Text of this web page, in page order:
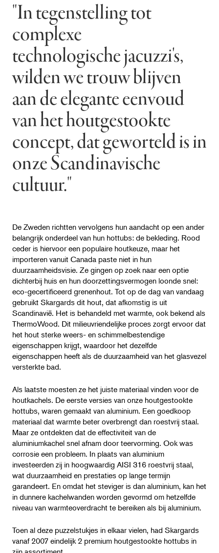
"In tegenstelling tot
complexe
technologische jacuzzi's,
wilden we trouw blijven
aan de elegante eenvoud
van het houtgestookte
concept, dat geworteld is in
onze Scandinavische
cultuur."
De Zweden richtten vervolgens hun aandacht op een ander
belangrijk onderdeel van hun hottubs: de bekleding. Rood
ceder is hiervoor een populaire houtkeuze, maar het
importeren vanuit Canada paste niet in hun
duurzaamheidsvisie. Ze gingen op zoek naar een optie
dichterbij huis en hun doorzettingsvermogen loonde snel:
eco-gecertificeerd grenenhout. Tot op de dag van vandaag
gebruikt Skargards dit hout, dat afkomstig is uit
Scandinavië. Het is behandeld met warmte, ook bekend als
ThermoWood. Dit milieuvriendelijke proces zorgt ervoor dat
het hout sterke weers- en schimmelbestendige
eigenschappen krijgt, waardoor het dezelfde
eigenschappen heeft als de duurzaamheid van het glasvezel
versterkte bad.
Als laatste moesten ze het juiste materiaal vinden voor de
houtkachels. De eerste versies van onze houtgestookte
hottubs, waren gemaakt van aluminium. Een goedkoop
materiaal dat warmte beter overbrengt dan roestvrij staal.
Maar ze ontdekten dat de effectiviteit van de
aluminiumkachel snel afnam door teervorming. Ook was
corrosie een probleem. In plaats van aluminium
investeerden zij in hoogwaardig AISI 316 roestvrij staal,
wat duurzaamheid en prestaties op lange termijn
garandeert. En omdat het steviger is dan aluminium, kan het
in dunnere kachelwanden worden gevormd om hetzelfde
niveau van warmteoverdracht te bereiken als bij aluminium.
Toen al deze puzzelstukjes in elkaar vielen, had Skargards
vanaf 2007 eindelijk 2 premium houtgestookte hottubs in